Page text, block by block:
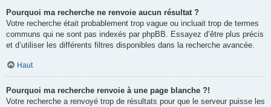
Pourquoi ma recherche ne renvoie aucun résultat ?
Votre recherche était probablement trop vague ou incluait trop de termes
communs qui ne sont pas indexés par phpBB. Essayez d’être plus précis
et d’utiliser les différents filtres disponibles dans la recherche avancée.
Haut
Pourquoi ma recherche renvoie à une page blanche ?!
Votre recherche a renvoyé trop de résultats pour que le serveur puisse les